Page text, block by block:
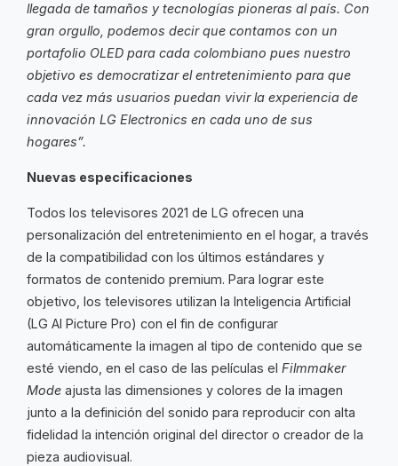
llegada de tamaños y tecnologías pioneras al país. Con
gran orgullo, podemos decir que contamos con un
portafolio OLED para cada colombiano pues nuestro
objetivo es democratizar el entretenimiento para que
cada vez más usuarios puedan vivir la experiencia de
innovación LG Electronics en cada uno de sus
hogares”.
Nuevas especificaciones
Todos los televisores 2021 de LG ofrecen una
personalización del entretenimiento en el hogar, a través
de la compatibilidad con los últimos estándares y
formatos de contenido premium. Para lograr este
objetivo, los televisores utilizan la Inteligencia Artificial
(LG AI Picture Pro) con el fin de configurar
automáticamente la imagen al tipo de contenido que se
esté viendo, en el caso de las películas el Filmmaker
Mode ajusta las dimensiones y colores de la imagen
junto a la definición del sonido para reproducir con alta
fidelidad la intención original del director o creador de la
pieza audiovisual.